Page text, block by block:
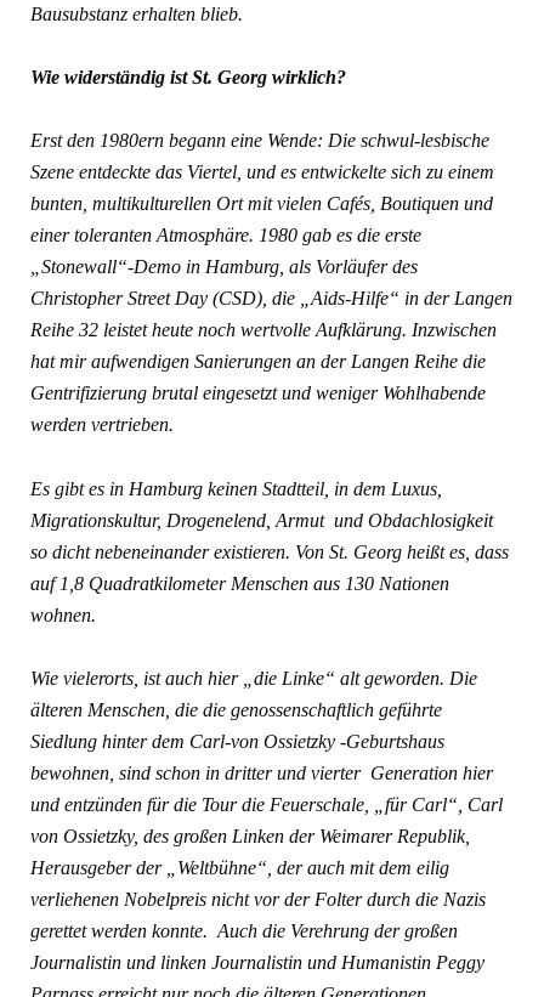
Bausubstanz erhalten blieb.
Wie widerständig ist St. Georg wirklich?
Erst den 1980ern begann eine Wende: Die schwul-lesbische
Szene entdeckte das Viertel, und es entwickelte sich zu einem
bunten, multikulturellen Ort mit vielen Cafés, Boutiquen und
einer toleranten Atmosphäre. 1980 gab es die erste
„Stonewall“-Demo in Hamburg, als Vorläufer des
Christopher Street Day (CSD), die „Aids-Hilfe“ in der Langen
Reihe 32 leistet heute noch wertvolle Aufklärung. Inzwischen
hat mir aufwendigen Sanierungen an der Langen Reihe die
Gentrifizierung brutal eingesetzt und weniger Wohlhabende
werden vertrieben.
Es gibt es in Hamburg keinen Stadtteil, in dem Luxus,
Migrationskultur, Drogenelend, Armut und Obdachlosigkeit
so dicht nebeneinander existieren. Von St. Georg heißt es, dass
auf 1,8 Quadratkilometer Menschen aus 130 Nationen
wohnen.
Wie vielerorts, ist auch hier „die Linke“ alt geworden. Die
älteren Menschen, die die genossenschaftlich geführte
Siedlung hinter dem Carl-von Ossietzky -Geburtshaus
bewohnen, sind schon in dritter und vierter Generation hier
und entzünden für die Tour die Feuerschale, „für Carl“, Carl
von Ossietzky, des großen Linken der Weimarer Republik,
Herausgeber der „Weltbühne“, der auch mit dem eilig
verliehenen Nobelpreis nicht vor der Folter durch die Nazis
gerettet werden konnte. Auch die Verehrung der großen
Journalistin und linken Journalistin und Humanistin Peggy